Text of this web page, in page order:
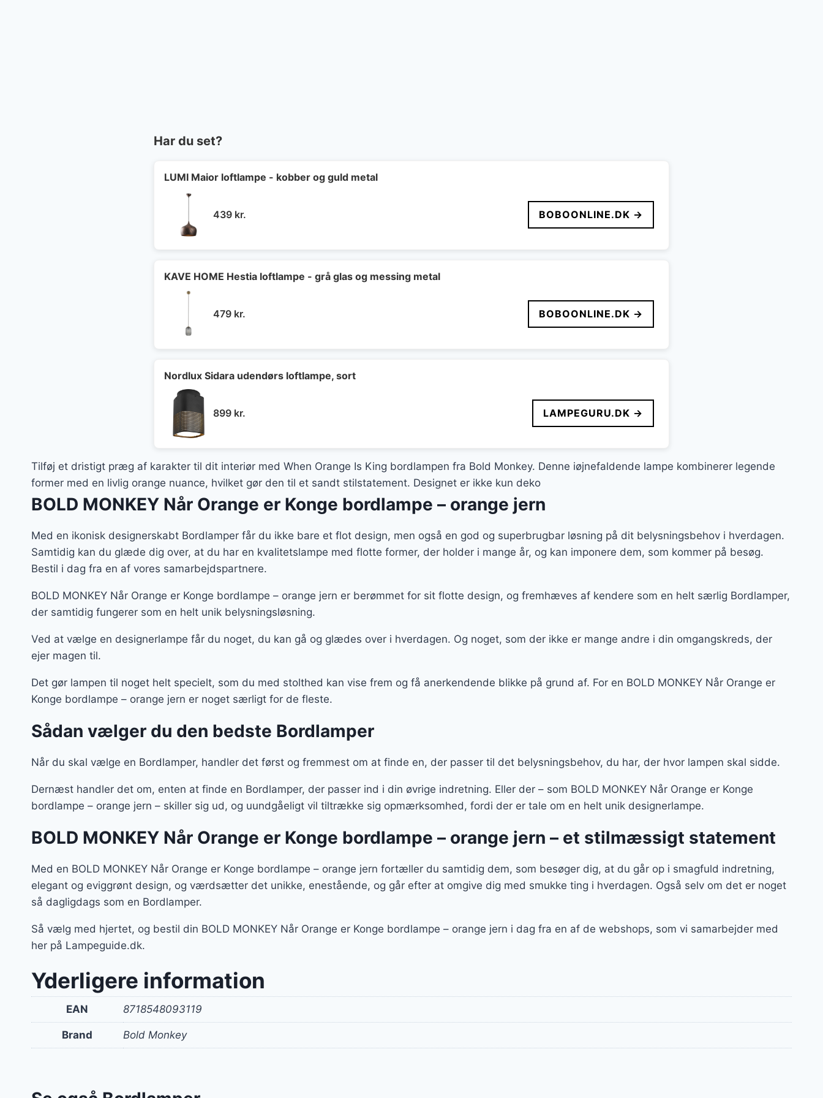
Har du set?
LUMI Maior loftlampe - kobber og guld metal
439 kr. BOBOONLINE.DK →
KAVE HOME Hestia loftlampe - grå glas og messing metal
479 kr. BOBOONLINE.DK →
Nordlux Sidara udendørs loftlampe, sort
899 kr. LAMPEGURU.DK →
Tilføj et dristigt præg af karakter til dit interiør med When Orange Is King bordlampen fra Bold Monkey. Denne iøjnefaldende lampe kombinerer legende
former med en livlig orange nuance, hvilket gør den til et sandt stilstatement. Designet er ikke kun deko
BOLD MONKEY Når Orange er Konge bordlampe – orange jern
Med en ikonisk designerskabt Bordlamper får du ikke bare et flot design, men også en god og superbrugbar løsning på dit belysningsbehov i hverdagen.
Samtidig kan du glæde dig over, at du har en kvalitetslampe med flotte former, der holder i mange år, og kan imponere dem, som kommer på besøg.
Bestil i dag fra en af vores samarbejdspartnere.
BOLD MONKEY Når Orange er Konge bordlampe – orange jern er berømmet for sit flotte design, og fremhæves af kendere som en helt særlig Bordlamper,
der samtidig fungerer som en helt unik belysningsløsning.
Ved at vælge en designerlampe får du noget, du kan gå og glædes over i hverdagen. Og noget, som der ikke er mange andre i din omgangskreds, der
ejer magen til.
Det gør lampen til noget helt specielt, som du med stolthed kan vise frem og få anerkendende blikke på grund af. For en BOLD MONKEY Når Orange er
Konge bordlampe – orange jern er noget særligt for de fleste.
Sådan vælger du den bedste Bordlamper
Når du skal vælge en Bordlamper, handler det først og fremmest om at finde en, der passer til det belysningsbehov, du har, der hvor lampen skal sidde.
Dernæst handler det om, enten at finde en Bordlamper, der passer ind i din øvrige indretning. Eller der – som BOLD MONKEY Når Orange er Konge
bordlampe – orange jern – skiller sig ud, og uundgåeligt vil tiltrække sig opmærksomhed, fordi der er tale om en helt unik designerlampe.
BOLD MONKEY Når Orange er Konge bordlampe – orange jern – et stilmæssigt statement
Med en BOLD MONKEY Når Orange er Konge bordlampe – orange jern fortæller du samtidig dem, som besøger dig, at du går op i smagfuld indretning,
elegant og eviggrønt design, og værdsætter det unikke, enestående, og går efter at omgive dig med smukke ting i hverdagen. Også selv om det er noget
så dagligdags som en Bordlamper.
Så vælg med hjertet, og bestil din BOLD MONKEY Når Orange er Konge bordlampe – orange jern i dag fra en af de webshops, som vi samarbejder med
her på Lampeguide.dk.
Yderligere information
EAN 8718548093119
Brand Bold Monkey